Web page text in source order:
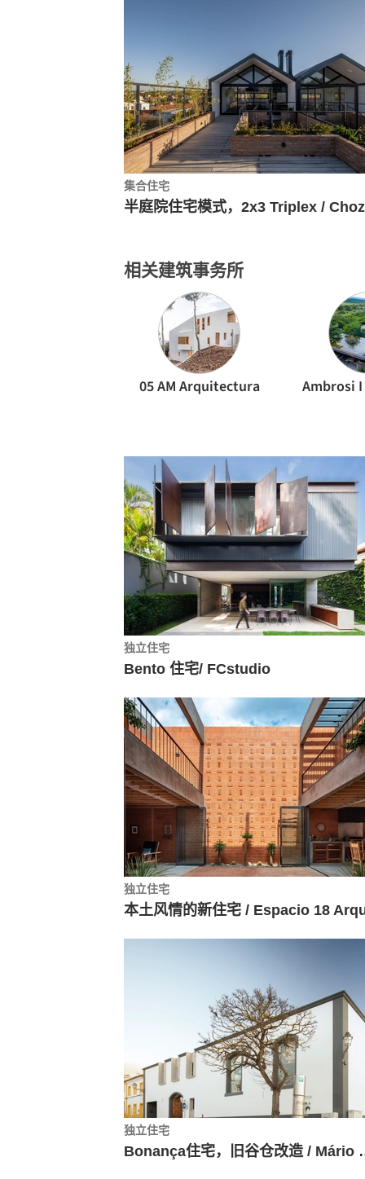
集合住宅
相关建筑事务所
05 AM Arquitectura Ambrosi
独立住宅
Bento 住宅/ FCstudio
独立住宅
独立住宅
Bonança